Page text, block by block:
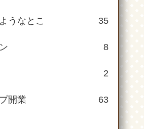
うなとこ 35
8
2
開業 63